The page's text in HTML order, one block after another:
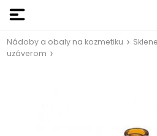
Nádoby a obaly na kozmetiku
uzáverom